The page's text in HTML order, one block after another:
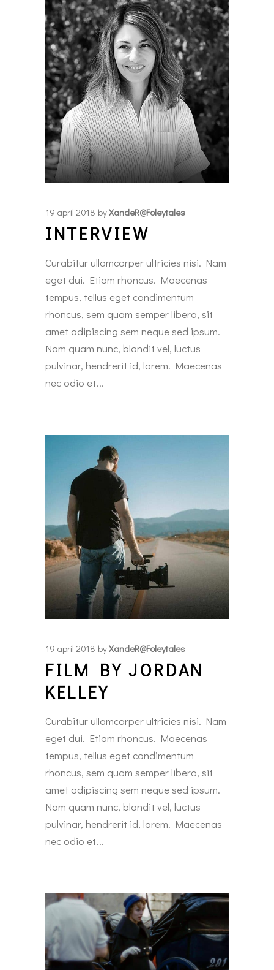
19 april 2018 byXandeR@foleytales
INTERVIEW
Curabitur ullamcorper ultricies nisi. Nam
eget dui. Etiam rhoncus. Maecenas
tempus, tellus eget condimentum
rhoncus, sem quam semper libero, sit
amet adipiscing sem neque sed ipsum.
Nam quam nunc, blandit vel, luctus
pulvinar, hendrerit id, lorem. Maecenas
nec odio et
19 april 2018 byXandeR@foleytales
FILM BY JORDAN
KELLEY
Curabitur ullamcorper ultricies nisi. Nam
eget dui. Etiam rhoncus. Maecenas
tempus, tellus eget condimentum
rhoncus, sem quam semper libero, sit
amet adipiscing sem neque sed ipsum.
Nam quam nunc, blandit vel, luctus
pulvinar, hendrerit id, lorem. Maecenas
nec odio et